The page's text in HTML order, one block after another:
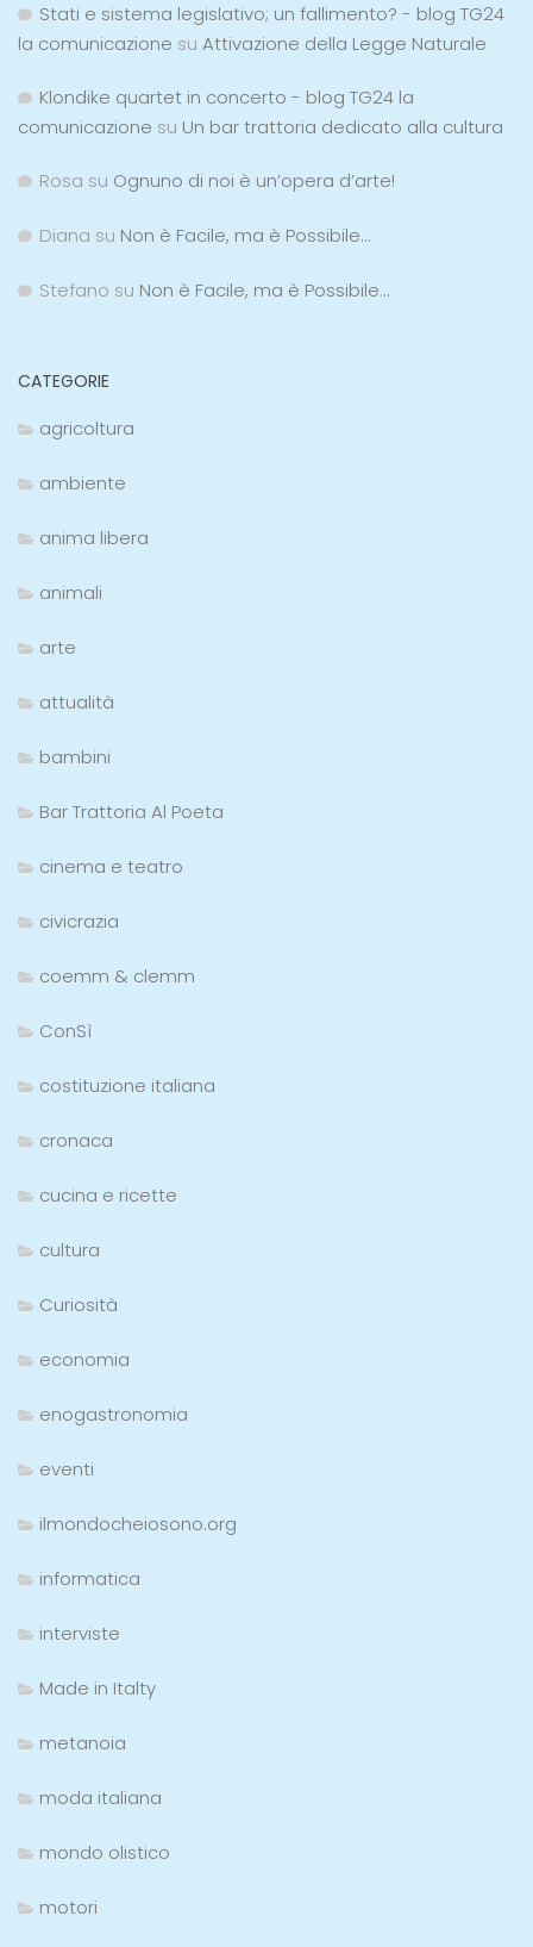
Stati e sistema legislativo; un fallimento? - blog TG24
la comunicazione su Attivazione della Legge Naturale
Klondike quartet in concerto - blog TG24 la
comunicazione su Un bar trattoria dedicato alla cultura
Rosa su Ognuno di noi è un’opera d’arte!
Diana su Non è Facile, ma è Possibile…
Stefano su Non è Facile, ma è Possibile…
CATEGORIE
agricoltura
ambiente
anima libera
animali
arte
attualità
bambini
Bar Trattoria Al Poeta
cinema e teatro
civicrazia
coemm & clemm
ConSì
costituzione italiana
cronaca
cucina e ricette
cultura
Curiosità
economia
enogastronomia
eventi
ilmondocheiosono.org
informatica
interviste
Made in Italty
metanoia
moda italiana
mondo olistico
motori